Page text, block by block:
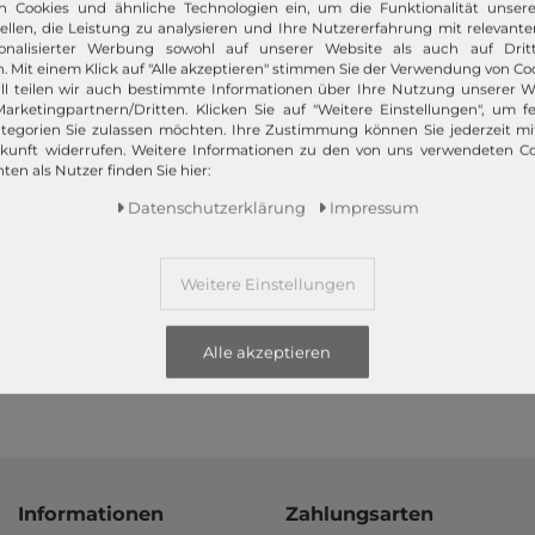
nur das Beste! Ausgewählte Marken, wie TOMMY HILFIGER,
Campomaggi oder LIEBESKIND BERLIN.
Premiumversand.
Informationen Zahlungsarten
Cookies und ähnliche Technologien ein, um die Funktionalität
die Leistung zu analysieren und Ihre Nutzererfahrung mit
Werbung sowohl auf unserer Website als auch auf
Mit einem Klick auf "Alle akzeptieren" stimmen Sie der Verwendung von
teilen wir auch bestimmte Informationen über Ihre Nutzung unserer
Dritten. Klicken Sie auf "Weitere Einstellungen", um
Sie zulassen möchten. Ihre Zustimmung können Sie jederzeit
widerrufen. Weitere Informationen zu den von uns verwendeten
als Nutzer finden Sie hier:
Daten­schutz­erklärung Impressum
Weitere Einstellungen
Alle akzeptieren